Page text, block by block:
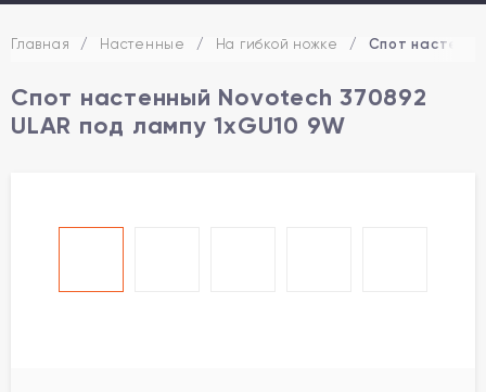
Главная / Настенные / На гибкой ножке / Спот
Спот настенный Novotech 370892
ULAR под лампу 1xGU10 9W